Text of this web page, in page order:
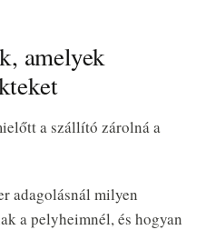
amelyek
a szállító zárolná a
adagolásnál milyen
a pelyheimnél, és hogyan